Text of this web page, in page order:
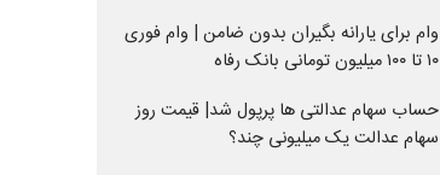
وام برای یارانه بگیران بدون ضامن | وام فوری
۱۰ تا ۱۰۰ میلیون تومانی بانک رفاه
حساب سهام عدالتی ها پرپول شد| قیمت روز
سهام عدالت یک میلیونی چند؟